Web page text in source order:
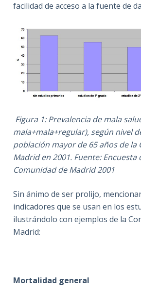
facilidad de acceso a la fuente de
Figura 1: Prevalencia de mala
mala+mala+regular), según nivel
población mayor de 65 años de la
Madrid en 2001. Fuente: Encuesta
Comunidad de Madrid 2001
Sin ánimo de ser prolijo,
indicadores que se usan en los
ilustrándolo con ejemplos de la
Madrid:
Mortalidad general